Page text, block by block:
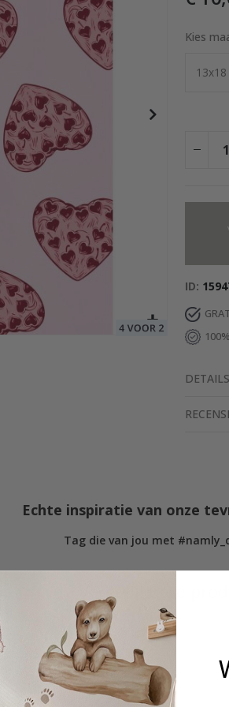
- AI Poster
17,00 €
Kies
ID
DETAILS
Echte inspiratie van onze
Tag die van jou met
Vergelijkbare